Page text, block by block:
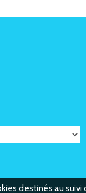
destinés au suivi